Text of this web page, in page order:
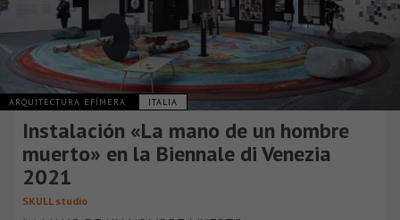
ARQUITECTURA EFÍMERA ITALIA
Instalación «La mano de un hombre
muerto» en la Biennale di Venezia
2021
SKULL studio